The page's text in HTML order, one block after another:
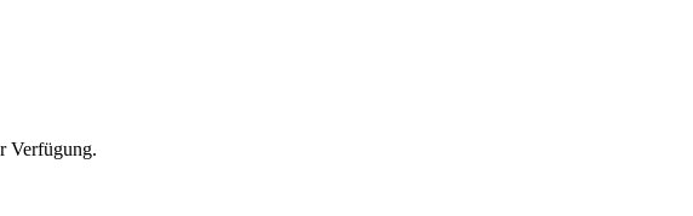
Verfügung.